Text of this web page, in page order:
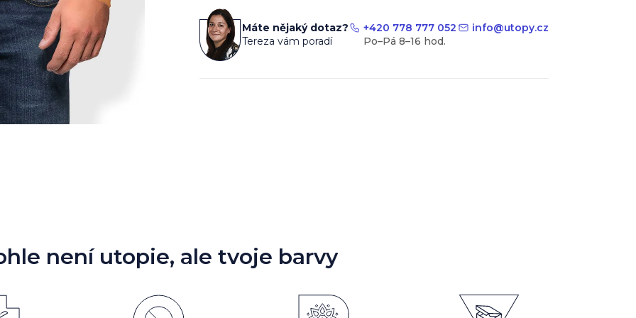
cena:
Máte nějaký dotaz?
Tereza vám poradí
+420 778 777 052 info@utopy.cz
není utopie, ale tvoje barvy